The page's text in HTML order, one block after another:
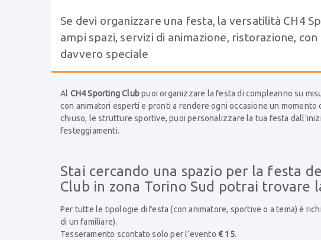
Se devi organizzare una festa, la versatilità CH4
ampi spazi, servizi di animazione, ristorazione,
davvero speciale
Al CH4 Sporting Clubpuoi organizzare la festa di compleanno su
con animatori esperti e pronti a rendere ogni occasione un
chiuso, le strutture sportive, puoi personalizzare la tua festa
festeggiamenti.
Stai cercando una spazio per la festa
Club in zona Torino Sud potrai trovare
Per tutte le tipologie di festa (con animatore, sportive o a tema) è
di un familiare).
Tesseramento scontato solo per l’evento € 15.